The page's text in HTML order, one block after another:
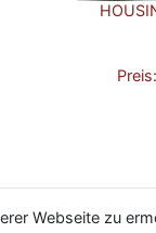
Preis:
Webseite zu